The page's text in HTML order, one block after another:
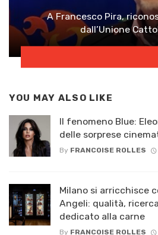
A Francesco Pira,
dall’Unione
YOU MAY ALSO LIKE
Il fenomeno Blue:
delle sorprese
By FRANCOISE ROLLES
Milano si arricchisce
Angeli: qualità,
dedicato alla carne
By FRANCOISE ROLLES